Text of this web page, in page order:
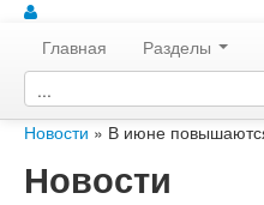
Главная Разделы
Новости » В июне
Новости